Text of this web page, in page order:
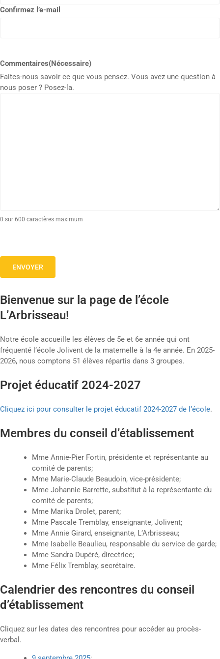
Confirmez l’e-mail
Commentaires(Nécessaire)
Faites-nous savoir ce que vous pensez. Vous avez une question à
nous poser ? Posez-la.
0 sur 600 caractères maximum
Bienvenue sur la page de l’école
L’Arbrisseau!
Notre école accueille les élèves de 5e et 6e année qui ont
fréquenté l’école Jolivent de la maternelle à la 4e année. En 2025-
2026, nous comptons 51 élèves répartis dans 3 groupes.
Projet éducatif 2024-2027
Cliquez ici pour consulter le projet éducatif 2024-2027 de l’école.
Membres du conseil d’établissement
Mme Annie-Pier Fortin, présidente et représentante au
comité de parents;
Mme Marie-Claude Beaudoin, vice-présidente;
Mme Johannie Barrette, substitut à la représentante du
comité de parents;
Mme Marika Drolet, parent;
Mme Pascale Tremblay, enseignante, Jolivent;
Mme Annie Girard, enseignante, L’Arbrisseau;
Mme Isabelle Beaulieu, responsable du service de garde;
Mme Sandra Dupéré, directrice;
Mme Félix Tremblay, secrétaire.
Calendrier des rencontres du conseil
d’établissement
Cliquez sur les dates des rencontres pour accéder au procès-
verbal.